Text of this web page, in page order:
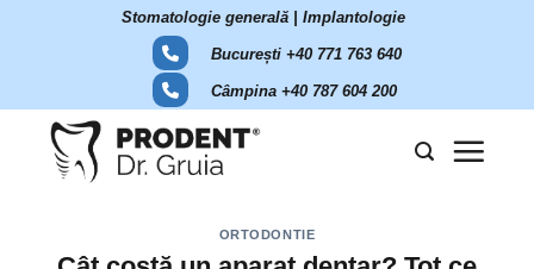
Stomatologie generală | Implantologie
București +40 771 763 640
Câmpina +40 787 604 200
ORTODONTIE